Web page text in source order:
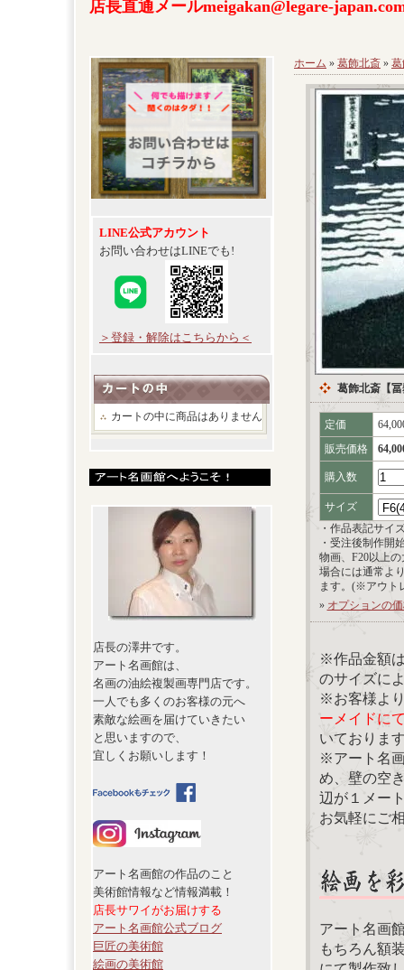
店長直通メールmeigakan@legare-
LINE公式アカウント
お問い合わせはLINEでも!
＞登録・解除はこちらから＜
カートの中に商品はありません
店長の澤井です。
アート名画館は、
名画の油絵複製画専門店です。
一人でも多くのお客様の元へ
素敵な絵画を届けていきたい
と思いますので、
宜しくお願いします！
アート名画館の作品のこと
美術館情報など情報満載！
店長サワイがお届けする
アート名画館公式ブログ
巨匠の美術館
絵画の美術館
ホーム » 葛飾北斎 »
葛飾北斎【
定価
販売価格
購入数
サイズ
・作品表記サイ
・受注後制作開
物画、F20以上
場合には通常よ
ます。(※アウト
» オプションの
※作品金額
のサイズに
※お客様よ
ーメイドに
いておりま
※アート名
め、壁の空
辺が１メー
お気軽にご
アート名画
もちろん額